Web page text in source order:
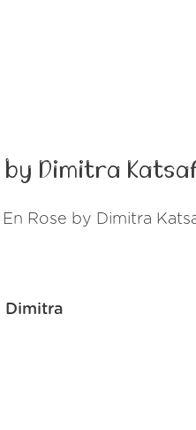
by Dimitra
Rose by Dimitra
Dimitra